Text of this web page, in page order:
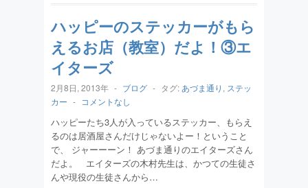
ハッピーのステッカーがもら
えるお店（教室）だよ！③エ
イターズ
2月8日, 2013年 - ブログ - タグ: あづま通り , ステッ
カー - コメントなし
ハッピーたち3人が入っているステッカー、もらえ
るのは居酒屋さんだけじゃないよー！ということ
で、 ジャーーーン！ あづま通りのエイターズさん
だよ。 エイターズの木村先生は、かつての生徒さ
んや現役の生徒さんから…